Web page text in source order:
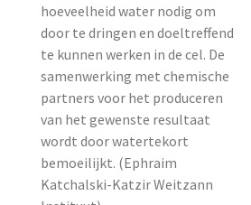
hoeveelheid water nodig om
door te dringen en doeltreffend
te kunnen werken in de cel. De
samenwerking met chemische
partners voor het produceren
van het gewenste resultaat
wordt door watertekort
bemoeilijkt. (Ephraim
Katchalski-Katzir Weitzann